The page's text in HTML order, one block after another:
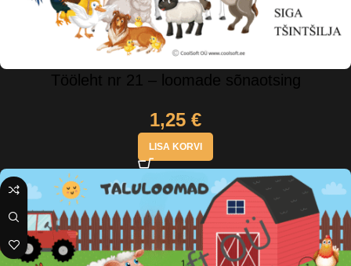
Tööleht nr 21 – loomade sõnaotsing
1,25 €
LISA KORVI